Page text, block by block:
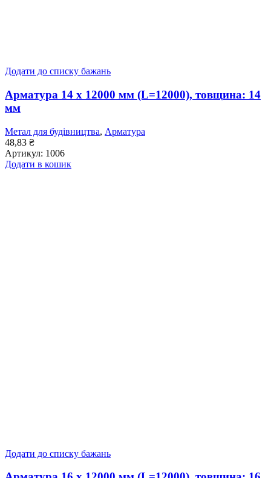
Додати до списку бажань
Арматура 14 x 12000 мм (L=12000), товщина: 14
мм
Метал для будівництва, Арматура
48,83 ₴
Артикул: 1006
Додати в кошик
Додати до списку бажань